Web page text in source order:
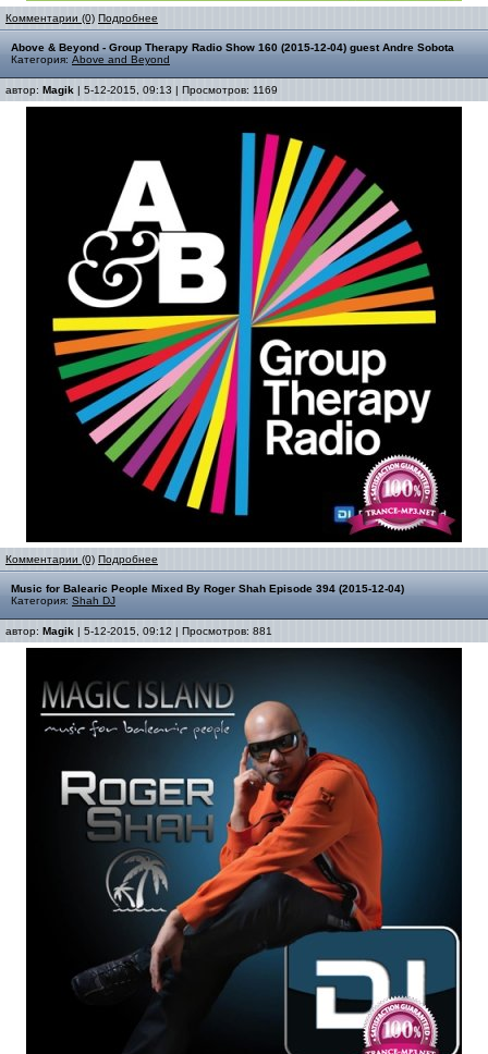
Комментарии (0) Подробнее
Above & Beyond - Group Therapy Radio Show 160 (2015-12-04) guest Andre Sobota
Категория: Above and Beyond
автор: Magik | 5-12-2015, 09:13 | Просмотров: 1169
Комментарии (0) Подробнее
Music for Balearic People Mixed By Roger Shah Episode 394 (2015-12-04)
Категория: Shah DJ
автор: Magik | 5-12-2015, 09:12 | Просмотров: 881